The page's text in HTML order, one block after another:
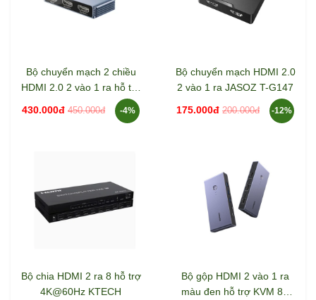
Bộ chuyển mạch 2 chiều
HDMI 2.0 2 vào 1 ra hỗ trợ
8K Jasoz T-G175
430.000đ 450.000đ -4%
Bộ chuyển mạch HDMI 2.0
2 vào 1 ra JASOZ T-G147
175.000đ 200.000đ -12%
Bộ chia HDMI 2 ra 8 hỗ trợ
4K@60Hz KTECH
Bộ gộp HDMI 2 vào 1 ra
màu đen hỗ trợ KVM 8K